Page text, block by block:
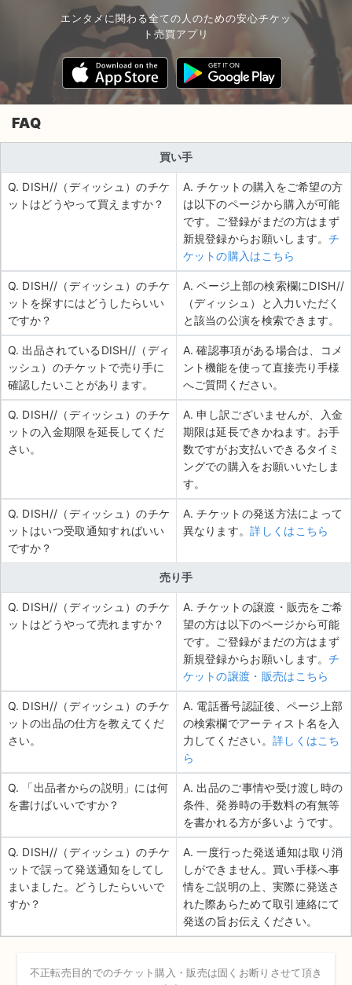
エンタメに関わる全ての人のための安心チケッ
ト売買アプリ
FAQ
買い手
Q. DISH//（ディッシュ）のチケ
ットはどうやって買えますか？
A. チケットの購入をご希望の方
は以下のページから購入が可能
です。ご登録がまだの方はまず
新規登録からお願いします。チ
ケットの購入はこちら
Q. DISH//（ディッシュ）のチケ
ットを探すにはどうしたらいい
ですか？
A. ページ上部の検索欄にDISH//
（ディッシュ）と入力いただく
と該当の公演を検索できます。
Q. 出品されているDISH//（ディ
ッシュ）のチケットで売り手に
確認したいことがあります。
A. 確認事項がある場合は、コメ
ント機能を使って直接売り手様
へご質問ください。
Q. DISH//（ディッシュ）のチケ
ットの入金期限を延長してくだ
さい。
A. 申し訳ございませんが、入金
期限は延長できかねます。お手
数ですがお支払いできるタイミ
ングでの購入をお願いいたしま
す。
Q. DISH//（ディッシュ）のチケ
ットはいつ受取通知すればいい
ですか？
A. チケットの発送方法によって
異なります。詳しくはこちら
売り手
Q. DISH//（ディッシュ）のチケ
ットはどうやって売れますか？
A. チケットの譲渡・販売をご希
望の方は以下のページから可能
です。ご登録がまだの方はまず
新規登録からお願いします。チ
ケットの譲渡・販売はこちら
Q. DISH//（ディッシュ）のチケ
ットの出品の仕方を教えてくだ
さい。
A. 電話番号認証後、ページ上部
の検索欄でアーティスト名を入
力してください。 詳しくはこち
ら
Q. 「出品者からの説明」には何
を書けばいいですか？
A. 出品のご事情や受け渡し時の
条件、発券時の手数料の有無等
を書かれる方が多いようです。
Q. DISH//（ディッシュ）のチケ
ットで誤って発送通知をしてし
まいました。どうしたらいいで
すか？
A. 一度行った発送通知は取り消
しができません。買い手様へ事
情をご説明の上、実際に発送さ
れた際あらためて取引連絡にて
発送の旨お伝えください。
不正転売目的でのチケット購入・販売は固くお断りさせて頂き